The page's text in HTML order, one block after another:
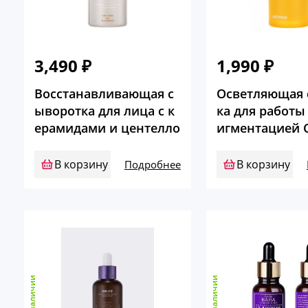
3,490 ₽
Восстанавливающая с
ыворотка для лица с к
ерамидами и центелло
В корзину Подробнее
1,990₽
Осветляющая
ка для
игментацией
В корзину
в наличии в наличии